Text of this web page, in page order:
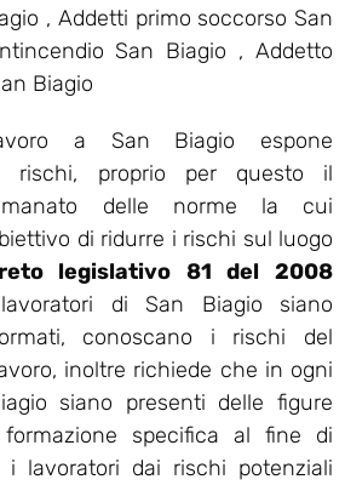
, Addetti primo soccorso San
San Biagio , Addetto
Biagio
a San Biagio espone
rischi, proprio per questo il
delle norme la cui
di ridurre i rischi sul luogo
legislativo 81 del 2008
di San Biagio siano
conoscano i rischi del
inoltre richiede che in ogni
siano presenti delle figure
specifica al fine di
i lavoratori dai rischi potenziali